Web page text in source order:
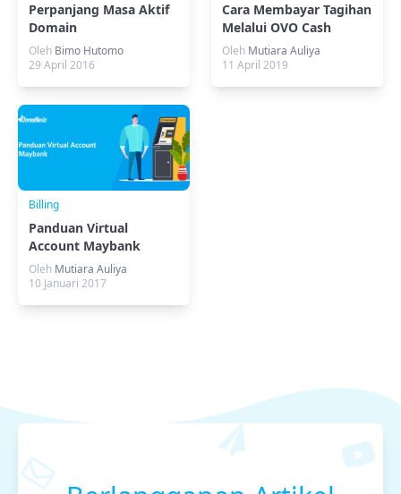
Perpanjang Masa Aktif
Domain
Oleh Bimo Hutomo
29 April 2016
Cara Membayar Tagihan
Melalui OVO Cash
Oleh Mutiara Auliya
11 April 2019
Billing
Panduan Virtual
Account Maybank
Oleh Mutiara Auliya
10 Januari 2017